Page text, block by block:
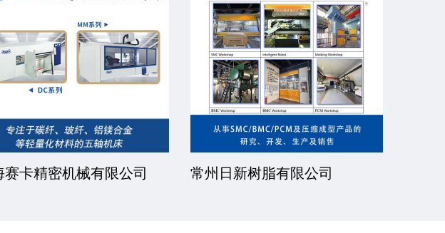
赛卡精密机械有限公司 常州日新树脂有限公司